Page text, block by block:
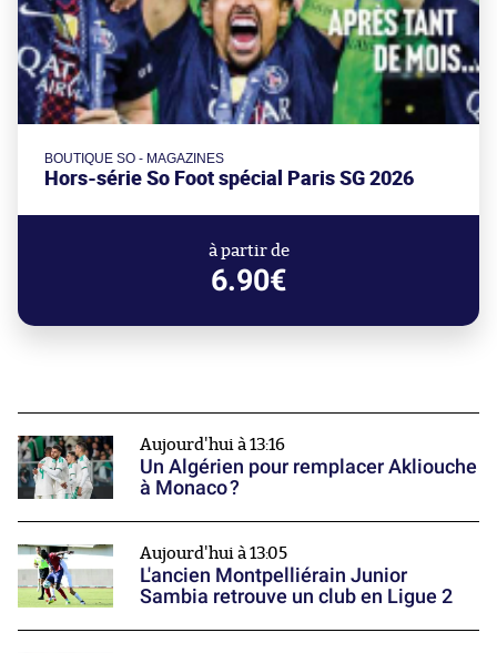
BOUTIQUE SO - MAGAZINES
Hors-série So Foot spécial Paris SG 2026
à partir de
6.90€
Aujourd'hui à 13:16
Un Algérien pour remplacer Akliouche
à Monaco ?
Aujourd'hui à 13:05
L'ancien Montpelliérain Junior
Sambia retrouve un club en Ligue 2